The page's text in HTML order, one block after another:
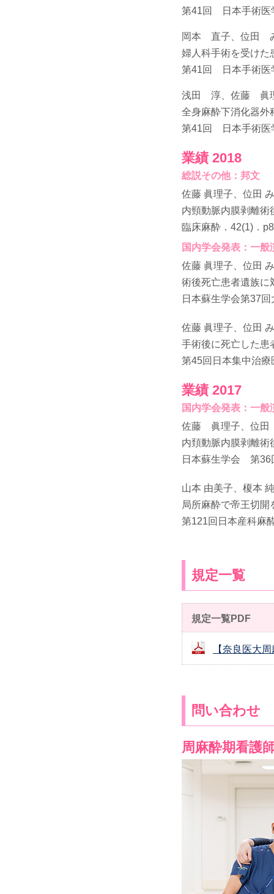
第41回 日本手術医
岡本 直子、位田
婦人科手術を受けた
第41回 日本手術医
浅田 淳、佐藤 眞
全身麻酔下消化器外
第41回 日本手術医
業績 2018
総説その他：邦文
佐藤 眞理子、位田
内頸動脈内膜剥離術
臨床麻酔．42(1)．
国内学会発表：一般
佐藤 眞理子、位田
術後死亡患者遺族に
日本蘇生学会第37
佐藤 眞理子、位田
手術後に死亡した患
第45回日本集中治
業績 2017
国内学会発表：一般
佐藤 眞理子、位
内頚動脈内膜剥離術
日本蘇生学会 第36
山本 由美子、榎本
局所麻酔で帝王切
第121回日本産科麻
規定一覧
規定一覧PDF
【奈良医大
問い合わせ
周麻酔期看護